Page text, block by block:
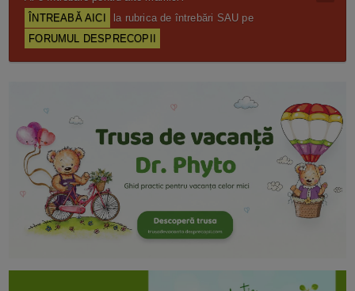
ÎNTREABĂ AICI
la rubrica de întrebări SAU pe
FORUMUL DESPRECOPII